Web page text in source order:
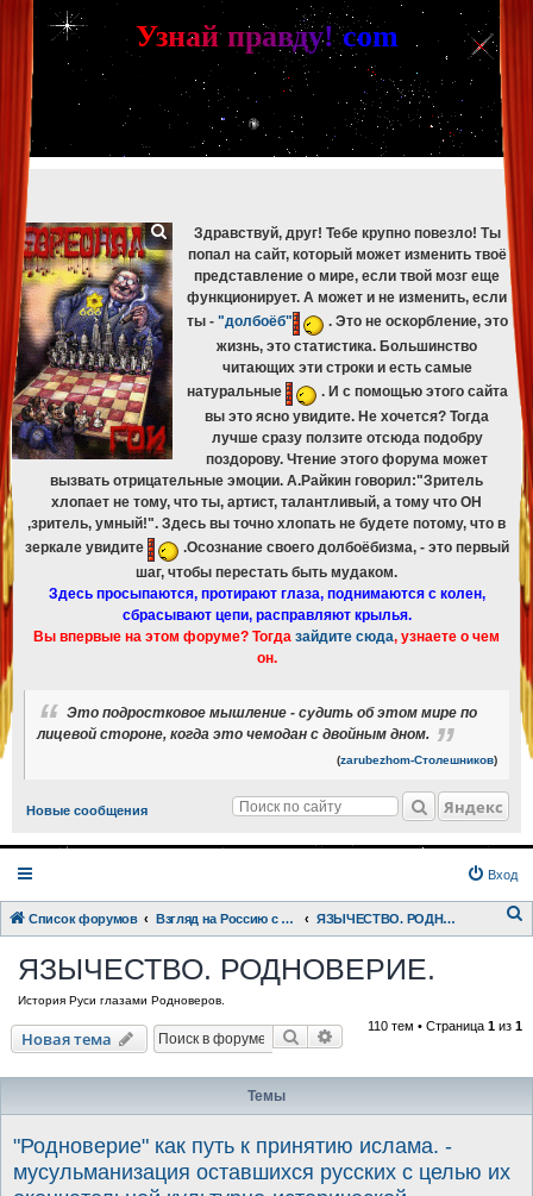
[phpBB Debug] PHP Warning : in file [ROOT]/phpbb/db/driver/mysqli.php
mysqli_fetch_assoc(): Couldn't fetch mysqli_result
[phpBB Debug] PHP Warning: in file[ROOT]/phpbb/db/driver/mysqli.php 329
mysqli_free_result(): Couldn't fetch mysqli_result
[phpBB Debug] PHP Warning
[ROOT]/phpbb/db/driver/mysqli.php on line 265
mysqli_fetch_assoc(): Couldn't fetch mysqli_result
[phpBB Debug] PHP Warning
: in file [ROOT]/phpbb/db/driver/mysqli.php on line329
mysqli_free_result(): Couldn't fetch mysqli_result
[phpBB Debug] PHP Warning: in file [ROOT]/phpbb/db/driver/mysqli.php on line 265
mysqli_fetch_assoc(): Couldn't fetch mysqli_result
[phpBB Debug] PHP Warning
[ROOT]/phpbb/db/driver/mysqli.php on line329:
mysqli_free_result(): Couldn't fetch mysqli_result
Узнай правду! com
Здравствуй, друг! Тебе крупно повезло! Ты
попал на сайт, который может изменить твоё
представление о мире, если твой мозг еще
функционирует. А может и не изменить, если
ты - "долбоёб"
. Это не оскорбление, это
жизнь, это статистика. Большинство
читающих эти строки и есть самые
натуральные
. И с помощью этого сайта
вы это ясно увидите. Не хочется? Тогда
лучше сразу ползите отсюда подобру
поздорову. Чтение этого форума может
вызвать отрицательные эмоции. А.Райкин говорил:"Зритель
хлопает не тому, что ты, артист, талантливый, а тому что ОН
,зритель, умный!". Здесь вы точно хлопать не будете потому, что в
зеркале увидите
.Осознание своего долбоёбизма, - это первый
шаг, чтобы перестать быть мудаком.
Здесь просыпаются, протирают глаза, поднимаются с колен,
сбрасывают цепи, расправляют крылья.
Вы впервые на этом форуме? Тогда зайдите сюда, узнаете о чем
он.
Это подростковое мышление - судить об этом мире по
лицевой стороне, когда это чемодан с двойным дном.
(zarubezhom-Столешников)
Новые сообщения Яндекс
Вход
Список форумов Взгляд на Россию с разных точек зрения. ЯЗЫЧЕСТВО. РОДНОВЕРИЕ.
ЯЗЫЧЕСТВО. РОДНОВЕРИЕ.
История Руси глазами Родноверов.
Новая тема Поиск Расширенный поиск
110 тем • Страница 1 из 1
Темы
"Родноверие" как путь к принятию ислама. -
мусульманизация оставшихся русских с целью их